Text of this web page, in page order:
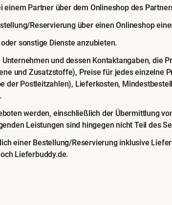
Partner über dem Onlineshop des
Reservierung über einen Onlineshop
sonstige Dienste anzubieten.
und dessen Kontaktangaben, die
und Zusatzstoffe), Preise für jedes einzelne
Postleitzahlen), Lieferkosten,
werden, einschließlich der Übermittlung
Leistungen sind hingegen nicht Teil des
einer Bestellung/Reservierung inklusive
Lieferbuddy.de.